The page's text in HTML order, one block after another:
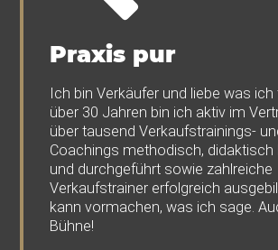
Praxis pur
Ich bin Verkäufer und liebe was ich
über 30 Jahren bin ich aktiv im
über tausend Verkaufstrainings-
Coachings methodisch, didaktisch
und durchgeführt sowie zahlreiche
Verkaufstrainer erfolgreich
kann vormachen, was ich sage.
Bühne!